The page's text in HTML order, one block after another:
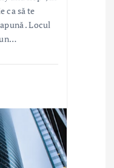
ca să te
. Locul